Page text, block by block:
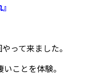
って来ました。
ことを体験。